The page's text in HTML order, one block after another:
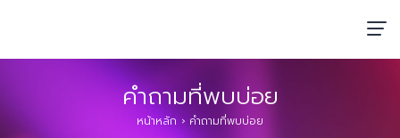
คำถามที่พบบ่อย
หน้าหลัก › คำถามที่พบบ่อย